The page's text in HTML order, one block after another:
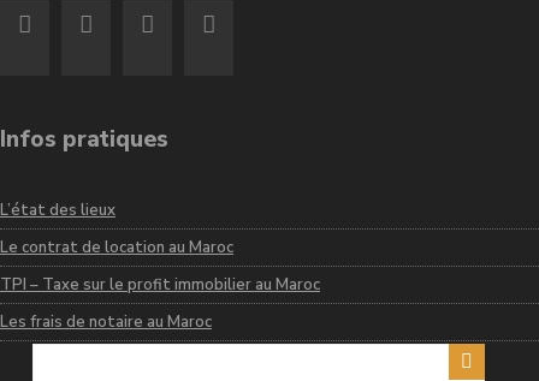
Infos pratiques
L’état des lieux
Le contrat de location au Maroc
TPI – Taxe sur le profit immobilier au Maroc
Les frais de notaire au Maroc